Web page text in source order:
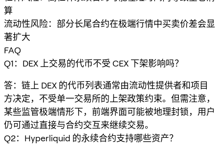
算
流动性风险：部分长尾合约在极端行情中买卖价差会显
著扩大
FAQ
Q1：DEX 上交易的代币不受 CEX 下架影响吗？
答：链上 DEX 的代币列表通常由流动性提供者和项目
方决定，不受单一交易所的上架政策约束。但需注意，
某些监管极端情形下，前端界面可能被地理封锁，用户
仍可通过直接与合约交互来继续交易。
Q2：Hyperliquid 的永续合约支持哪些资产？